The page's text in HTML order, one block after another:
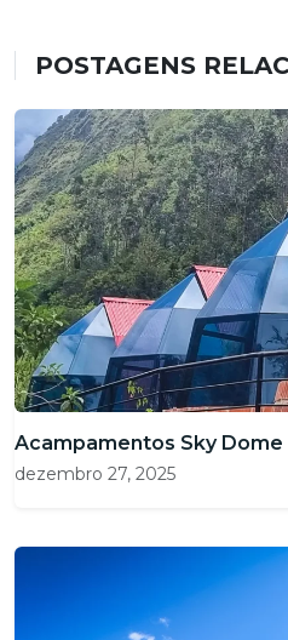
POSTAGENS
Acampamentos Sky
dezembro 27, 2025